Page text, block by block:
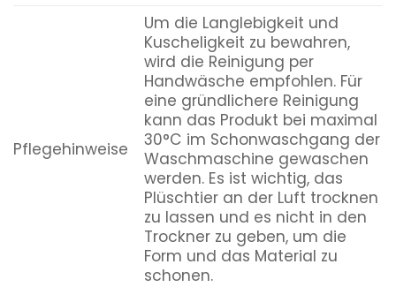
Pflegehinweise
Um die Langlebigkeit und
Kuscheligkeit zu bewahren,
wird die Reinigung per
Handwäsche empfohlen. Für
eine gründlichere Reinigung
kann das Produkt bei maximal
30°C im Schonwaschgang der
Waschmaschine gewaschen
werden. Es ist wichtig, das
Plüschtier an der Luft trocknen
zu lassen und es nicht in den
Trockner zu geben, um die
Form und das Material zu
schonen.